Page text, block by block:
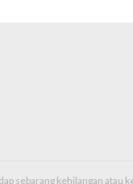
sebarang kehilangan